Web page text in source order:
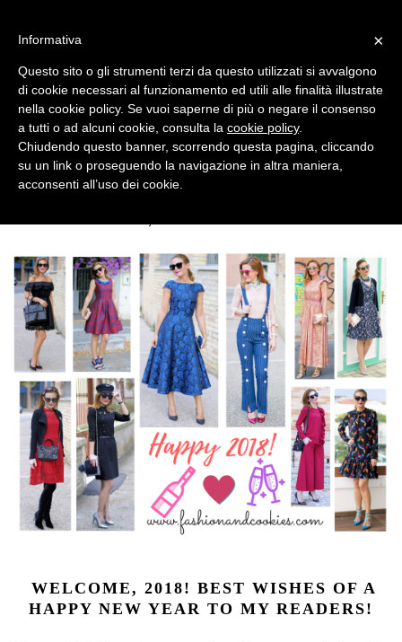
SUNDAY, DECEMBER 31, 2017
WELCOME, 2018! BEST WISHES OF A
HAPPY NEW YEAR TO MY READERS!
×
Informativa
Questo sito o gli strumenti terzi da questo utilizzati si avvalgono
di cookie necessari al funzionamento ed utili alle finalità illustrate
nella cookie policy. Se vuoi saperne di più o negare il consenso
a tutti o ad alcuni cookie, consulta la cookie policy.
Chiudendo questo banner, scorrendo questa pagina, cliccando
su un link o proseguendo la navigazione in altra maniera,
acconsenti all’uso dei cookie.